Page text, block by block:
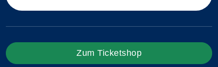
Zum Ticketshop